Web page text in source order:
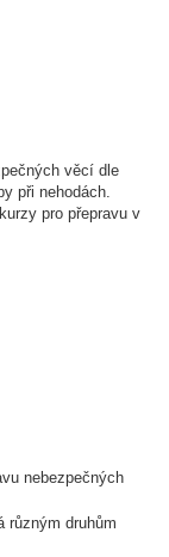
věcí dle
při nehodách.
pro přepravu v
nebezpečných
různým druhům